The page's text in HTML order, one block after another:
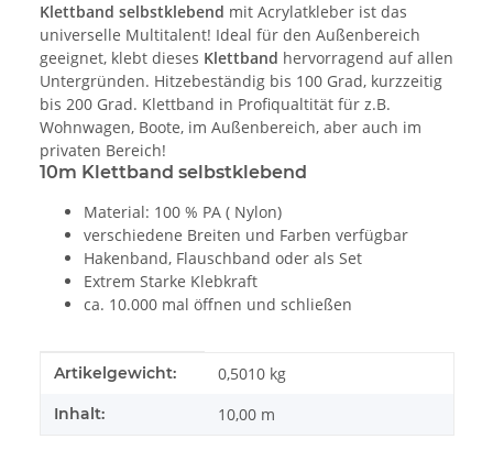
Klettband selbstklebend mit Acrylatkleber ist das
universelle Multitalent! Ideal für den Außenbereich
geeignet, klebt dieses Klettband hervorragend auf allen
Untergründen. Hitzebeständig bis 100 Grad, kurzzeitig
bis 200 Grad. Klettband in Profiqualtität für z.B.
Wohnwagen, Boote, im Außenbereich, aber auch im
privaten Bereich!
10m Klettband selbstklebend
Material: 100 % PA ( Nylon)
verschiedene Breiten und Farben verfügbar
Hakenband, Flauschband oder als Set
Extrem Starke Klebkraft
ca. 10.000 mal öffnen und schließen
Produkteigenschaft
Wert
Artikelgewicht: 0,5010 kg
Inhalt: 10,00 m